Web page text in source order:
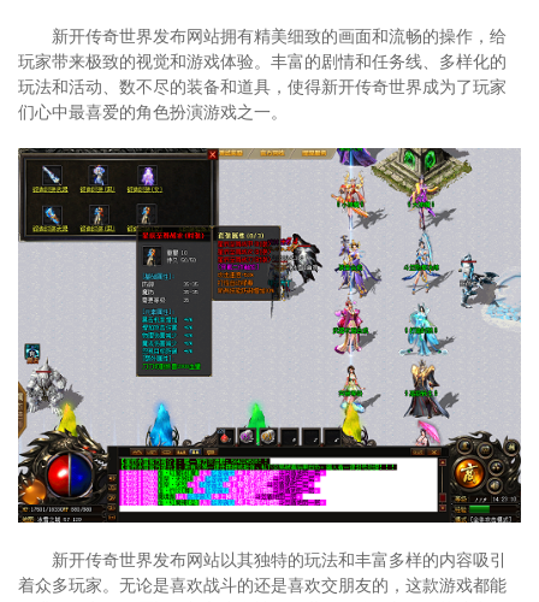
新开传奇世界发布网站拥有精美细致的画面和流畅的操作，给
玩家带来极致的视觉和游戏体验。丰富的剧情和任务线、多样化的
玩法和活动、数不尽的装备和道具，使得新开传奇世界成为了玩家
们心中最喜爱的角色扮演游戏之一。
新开传奇世界发布网站以其独特的玩法和丰富多样的内容吸引
着众多玩家。无论是喜欢战斗的还是喜欢交朋友的，这款游戏都能